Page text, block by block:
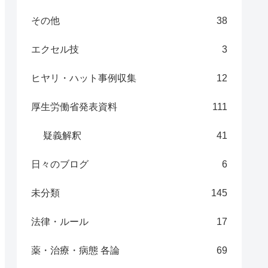
その他 38
エクセル技 3
ヒヤリ・ハット事例収集 12
厚生労働省発表資料 111
疑義解釈 41
日々のブログ 6
未分類 145
法律・ルール 17
薬・治療・病態 各論 69